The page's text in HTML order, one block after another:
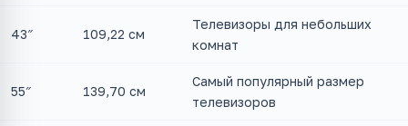
43″ 109,22 см
Телевизоры для небольших
комнат
55″ 139,70 см
Самый популярный размер
телевизоров